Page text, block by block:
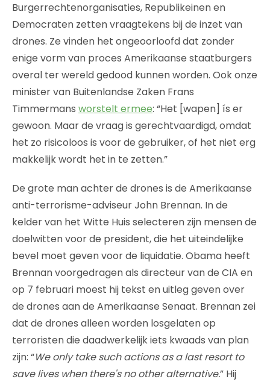
Burgerrechtenorganisaties, Republikeinen en
Democraten zetten vraagtekens bij de inzet van
drones. Ze vinden het ongeoorloofd dat zonder
enige vorm van proces Amerikaanse staatburgers
overal ter wereld gedood kunnen worden. Ook onze
minister van Buitenlandse Zaken Frans
Timmermans worstelt ermee: “Het [wapen] ís er
gewoon. Maar de vraag is gerechtvaardigd, omdat
het zo risicoloos is voor de gebruiker, of het niet erg
makkelijk wordt het in te zetten.”
De grote man achter de drones is de Amerikaanse
anti-terrorisme-adviseur John Brennan. In de
kelder van het Witte Huis selecteren zijn mensen de
doelwitten voor de president, die het uiteindelijke
bevel moet geven voor de liquidatie. Obama heeft
Brennan voorgedragen als directeur van de CIA en
op 7 februari moest hij tekst en uitleg geven over
de drones aan de Amerikaanse Senaat. Brennan zei
dat de drones alleen worden losgelaten op
terroristen die daadwerkelijk iets kwaads van plan
zijn: “We only take such actions as a last resort to
save lives when there's no other alternative.” Hij